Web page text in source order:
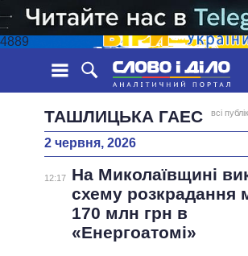
4889
НОВИНИ
СТРІЧКА
ПОДІЇ
СТАТТІ
ДУМКИ
ПОЛIТИКИ
УСІ ПОЛІТИКИ
ПРЕЗИДЕНТ І ОФІС
ІНФОГРАФІКА
ТАШЛИЦЬКА ГАЕС всі
2 червня, 2026
12:17
На Миколаївщині
схему розкрадання
170 млн грн в
«Енергоатомі»